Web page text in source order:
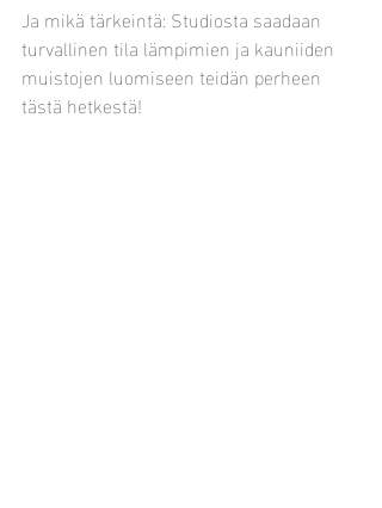
Ja mikä tärkeintä: Studiosta saadaan
turvallinen tila lämpimien ja kauniiden
muistojen luomiseen teidän perheen
tästä hetkestä!